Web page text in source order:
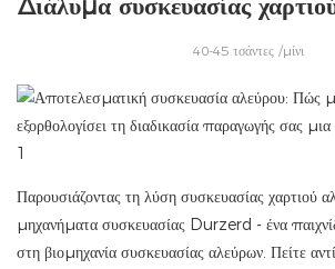
Διάλυμα συσκευασίας
40-45 τσάντες /μίνι
Παρουσιάζοντας τη λύση συσκευασίας χαρτιού
μηχανήματα συσκευασίας Durzerd - ένα
στη βιομηχανία συσκευασίας αλεύρων. Πείτε